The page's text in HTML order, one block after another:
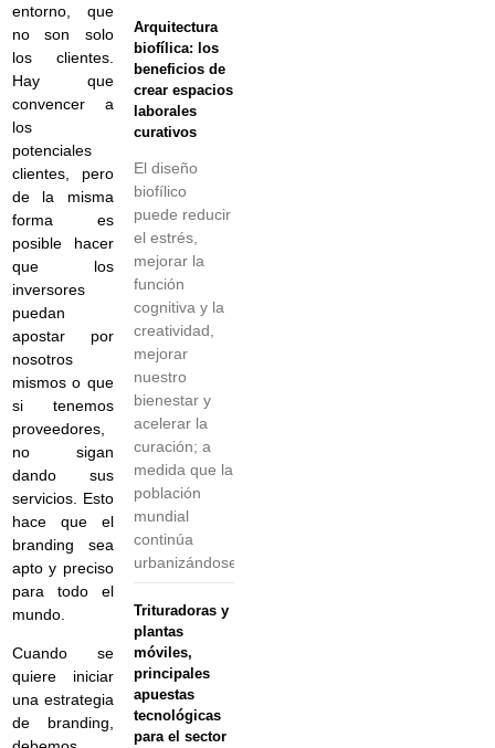
entorno, que
no son solo
los clientes.
Hay que
convencer a
los
potenciales
clientes, pero
de la misma
forma es
posible hacer
que los
inversores
puedan
apostar por
nosotros
mismos o que
si tenemos
proveedores,
no sigan
dando sus
servicios. Esto
hace que el
branding sea
apto y preciso
para todo el
mundo.
Cuando se
quiere iniciar
una estrategia
de branding,
Arquitectura
biofílica: los
beneficios de
crear espacios
laborales
curativos
El diseño
biofílico
puede reducir
el estrés,
mejorar la
función
cognitiva y la
creatividad,
mejorar
nuestro
bienestar y
acelerar la
curación; a
medida que la
población
mundial
continúa
urbanizándose,
Trituradoras y
plantas
móviles,
principales
apuestas
tecnológicas
para el sector